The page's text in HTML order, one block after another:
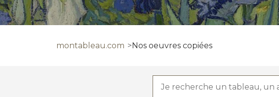
montableau.com Nos oeuvres copiées